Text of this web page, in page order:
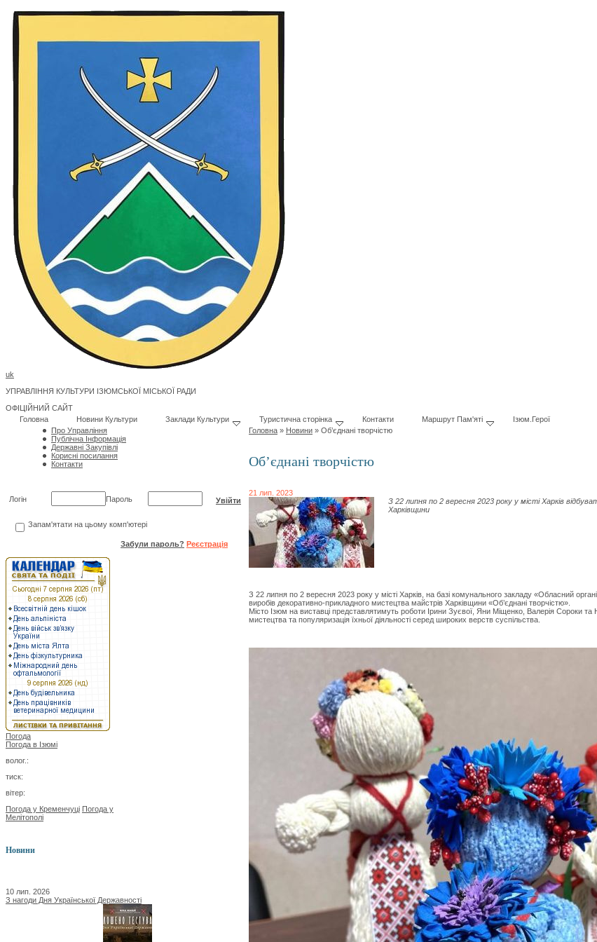
uk
УПРАВЛІННЯ КУЛЬТУРИ ІЗЮМСЬКОЇ МІСЬКОЇ РАДИ
ОФІЦІЙНИЙ САЙТ
Головна
Новини Культури Заклади Культури Туристична сторінка Контакти Маршрут Пам'яті
Ізюм.Герої
Про Управління
Публічна Інформація
Державні Закупівлі
Корисні посилання
Контакти
Логін Пароль
Запам'ятати на цьому комп'ютері
Забули пароль? Реєстрація
Погода
Погода в Ізюмі
волог.:
тиск:
вітер:
Погода у Кременчуці Погода у
Мелітополі
Новини
10 лип. 2026
З нагоди Дня Української Державності
Головна » Новини » Об’єднані творчістю
Об’єднані творчістю
21 лип. 2023
З 22 липня по 2 вересня 2023 року у місті Харків
Харківщини
З 22 липня по 2 вересня 2023 року у місті Харків, на базі комунального закладу «Обласний
виробів декоративно-прикладного мистецтва майстрів Харківщини «Об’єднані творчістю».
Місто Ізюм на виставці представлятимуть роботи Ірини Зуєвої, Яни Міщенко, Валерія Сороки
мистецтва та популяризація їхньої діяльності серед широких верств суспільства.